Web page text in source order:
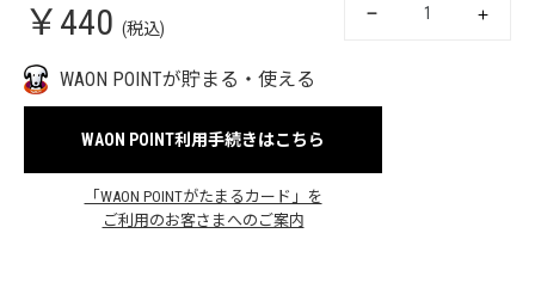
￥440 (税込)
WAON POINTが貯まる・使える
WAON POINT利用手続きはこちら
「WAON POINTがたまるカード」を
ご利用のお客さまへのご案内